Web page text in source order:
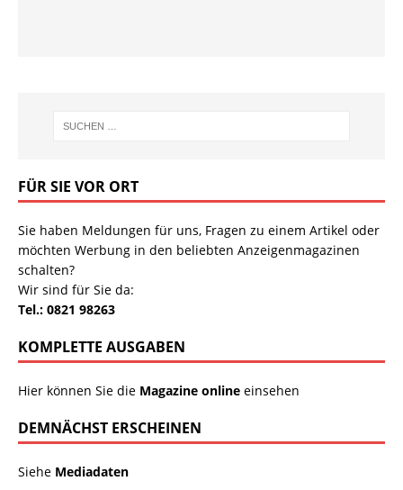
FÜR SIE VOR ORT
Sie haben Meldungen für uns, Fragen zu einem Artikel oder
möchten Werbung in den beliebten Anzeigenmagazinen
schalten?
Wir sind für Sie da:
Tel.: 0821 98263
KOMPLETTE AUSGABEN
Hier können Sie die Magazine online einsehen
DEMNÄCHST ERSCHEINEN
Siehe Mediadaten